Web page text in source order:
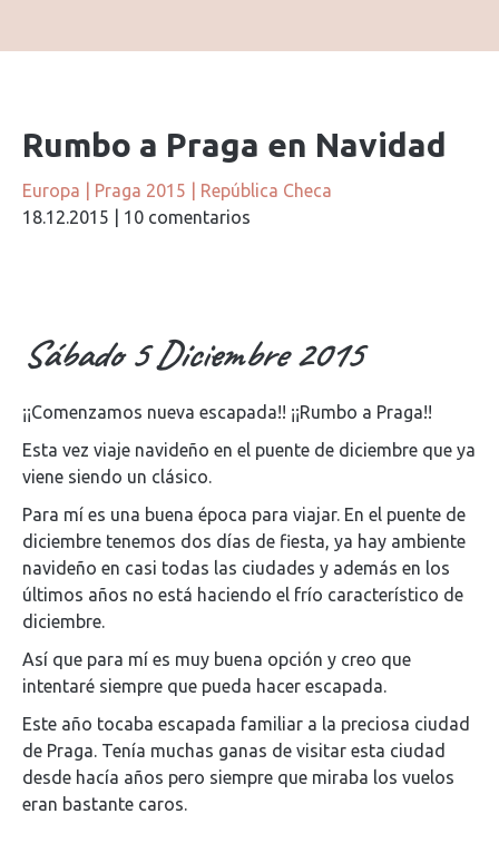
Rumbo a Praga en Navidad
Europa Praga 2015
República Checa
18.12.2015
10 comentarios
Sábado 5 Diciembre 2015
¡¡Comenzamos nueva escapada!! ¡¡Rumbo a Praga!!
Esta vez viaje navideño en el puente de diciembre que ya
viene siendo un clásico.
Para mí es una buena época para viajar. En el puente de
diciembre tenemos dos días de fiesta, ya hay ambiente
navideño en casi todas las ciudades y además en los
últimos años no está haciendo el frío característico de
diciembre.
Así que para mí es muy buena opción y creo que
intentaré siempre que pueda hacer escapada.
Este año tocaba escapada familiar a la preciosa ciudad
de Praga. Tenía muchas ganas de visitar esta ciudad
desde hacía años pero siempre que miraba los vuelos
eran bastante caros.